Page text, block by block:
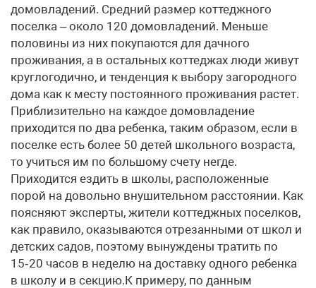
домовладений. Средний размер коттеджного
поселка – около 120 домовладений. Меньше
половины из них покупаются для дачного
проживания, а в остальных коттеджах люди живут
круглогодично, и тенденция к выбору загородного
дома как к месту постоянного проживания растет.
Приблизительно на каждое домовладение
приходится по два ребенка, таким образом, если в
поселке есть более 50 детей школьного возраста,
то учиться им по большому счету негде.
Приходится ездить в школы, расположенные
порой на довольно внушительном расстоянии. Как
поясняют эксперты, жители коттеджных поселков,
как правило, оказываются отрезанными от школ и
детских садов, поэтому вынуждены тратить по
15‑20 часов в неделю на доставку одного ребенка
в школу и в секцию.К примеру, по данным